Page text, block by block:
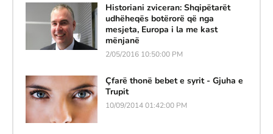
Historiani zviceran: Shqipëtarët
udhëheqës botërorë që nga
mesjeta, Europa i la me kast
mënjanë
2/05/2016 10:50:00 PM
Çfarë thonë bebet e syrit - Gjuha e
Trupit
10/09/2014 01:42:00 PM